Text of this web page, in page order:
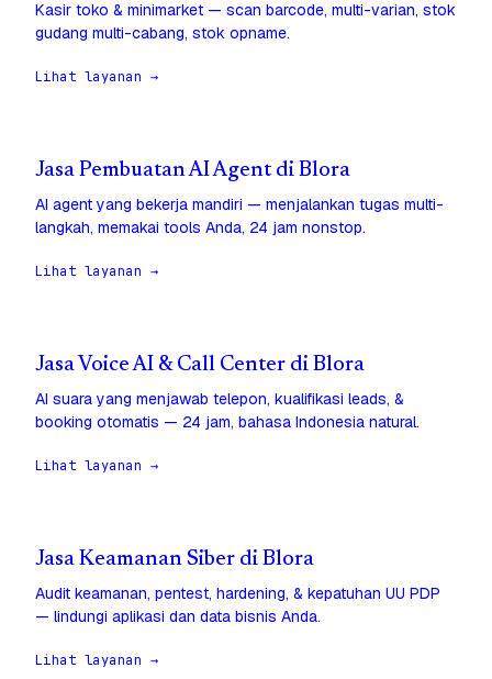
Kasir toko & minimarket — scan barcode, multi-varian, stok
gudang multi-cabang, stok opname.
Lihat layanan →
Jasa Pembuatan AI Agent di Blora
AI agent yang bekerja mandiri — menjalankan tugas multi-
langkah, memakai tools Anda, 24 jam nonstop.
Lihat layanan →
Jasa Voice AI & Call Center di Blora
AI suara yang menjawab telepon, kualifikasi leads, &
booking otomatis — 24 jam, bahasa Indonesia natural.
Lihat layanan →
Jasa Keamanan Siber di Blora
Audit keamanan, pentest, hardening, & kepatuhan UU PDP
— lindungi aplikasi dan data bisnis Anda.
Lihat layanan →